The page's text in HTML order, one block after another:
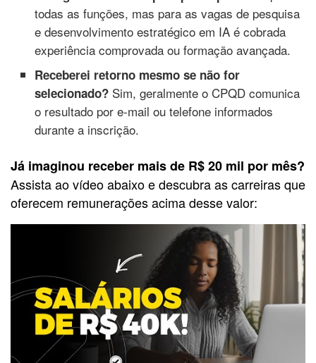
todas as funções, mas para as vagas de pesquisa
e desenvolvimento estratégico em IA é cobrada
experiência comprovada ou formação avançada.
Receberei retorno mesmo se não for
selecionado? Sim, geralmente o CPQD comunica
o resultado por e-mail ou telefone informados
durante a inscrição.
Já imaginou receber mais de R$ 20 mil por mês?
Assista ao vídeo abaixo e descubra as carreiras que
oferecem remunerações acima desse valor: